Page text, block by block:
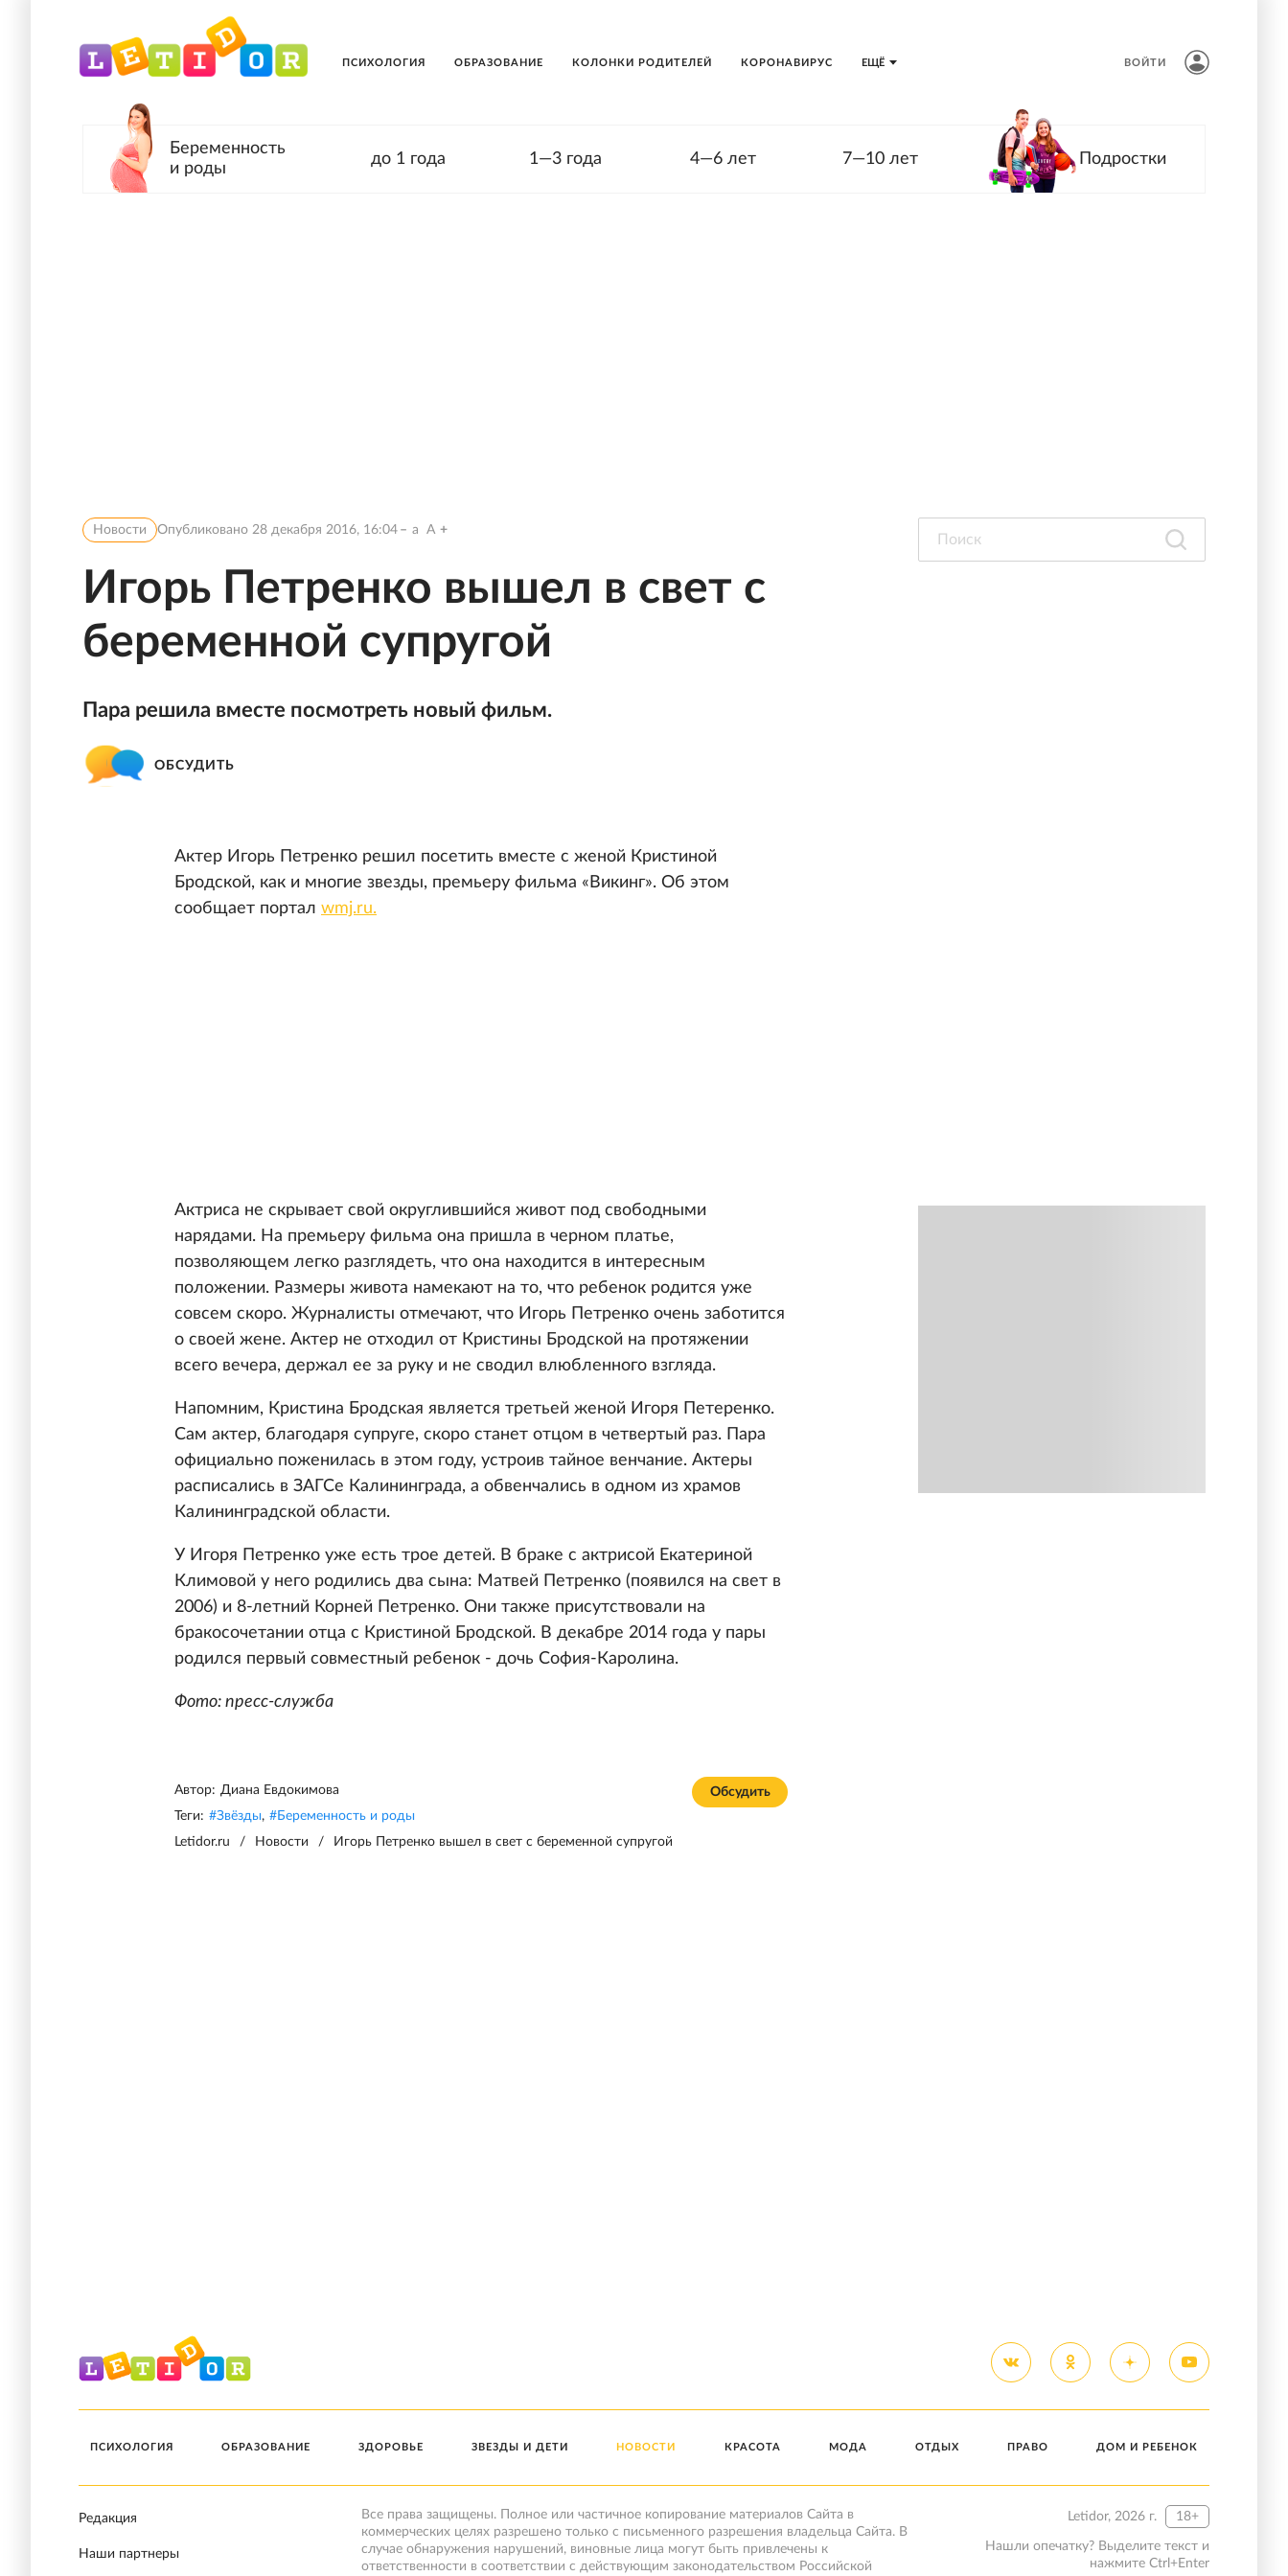
ЕЩЁ
ПСИХОЛОГИЯ ОБРАЗОВАНИЕ КОЛОНКИ РОДИТЕЛЕЙ КОРОНАВИРУС ВОЙТИ
Беременность
и роды
до 1 года 1—3 года 4—6 лет 7—10 лет Подростки
Новости Опубликовано 28 декабря 2016, 16:04 a A
Игорь Петренко вышел в свет с
беременной супругой
Пара решила вместе посмотреть новый фильм.
ОБСУДИТЬ
Актер Игорь Петренко решил посетить вместе с женой Кристиной
Бродской, как и многие звезды, премьеру фильма «Викинг». Об этом
сообщает портал wmj.ru.
Актриса не скрывает свой округлившийся живот под свободными
нарядами. На премьеру фильма она пришла в черном платье,
позволяющем легко разглядеть, что она находится в интересным
положении. Размеры живота намекают на то, что ребенок родится уже
совсем скоро. Журналисты отмечают, что Игорь Петренко очень заботится
о своей жене. Актер не отходил от Кристины Бродской на протяжении
всего вечера, держал ее за руку и не сводил влюбленного взгляда.
Напомним, Кристина Бродская является третьей женой Игоря Петеренко.
Сам актер, благодаря супруге, скоро станет отцом в четвертый раз. Пара
официально поженилась в этом году, устроив тайное венчание. Актеры
расписались в ЗАГСе Калининграда, а обвенчались в одном из храмов
Калининградской области.
У Игоря Петренко уже есть трое детей. В браке с актрисой Екатериной
Климовой у него родились два сына: Матвей Петренко (появился на свет в
2006) и 8-летний Корней Петренко. Они также присутствовали на
бракосочетании отца с Кристиной Бродской. В декабре 2014 года у пары
родился первый совместный ребенок - дочь София-Каролина.
Фото: пресс-служба
Обсудить
Автор: Диана Евдокимова
Теги: #Звёзды, #Беременность и роды
Letidor.ru
/ Новости / Игорь Петренко вышел в свет с беременной супругой
ПСИХОЛОГИЯ ОБРАЗОВАНИЕ ЗДОРОВЬЕ ЗВЕЗДЫ И ДЕТИ НОВОСТИ КРАСОТА МОДА ОТДЫХ ПРАВО ДОМ И РЕБЕНОК
Редакция
Наши партнеры
Letidor, 2026 г. 18+
Нашли опечатку? Выделите текст и
нажмите Ctrl+Enter
Все права защищены. Полное или частичное копирование материалов Сайта в
коммерческих целях разрешено только с письменного разрешения владельца Сайта. В
случае обнаружения нарушений, виновные лица могут быть привлечены к
ответственности в соответствии с действующим законодательством Российской